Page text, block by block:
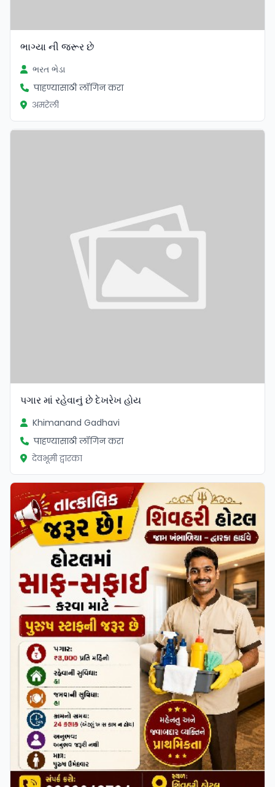
ભાગ્યા ની જરૂર છે
ભરત ભેડા
पाहण्यासाठी लॉगिन करा
अमरेली
પગાર માં રહેવાનું છે દેખરેખ હોય
Khimanand Gadhavi
पाहण्यासाठी लॉगिन करा
देवभूमी द्वारका